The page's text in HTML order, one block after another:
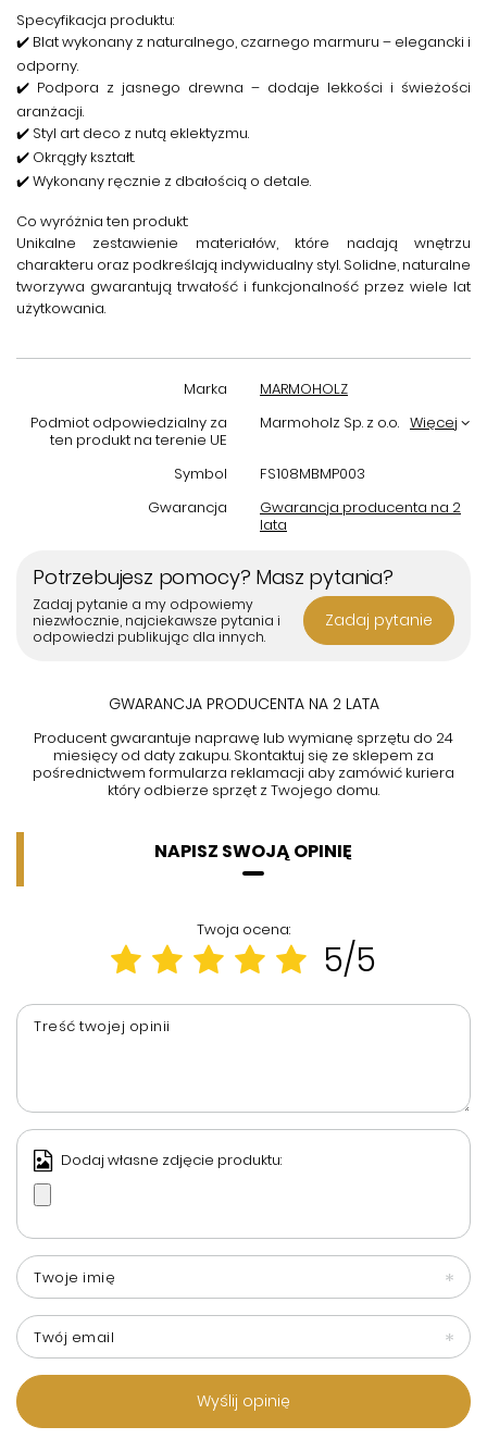
Specyfikacja produktu:
✔️ Blat wykonany z naturalnego, czarnego marmuru – elegancki i
odporny.
✔️ Podpora z jasnego drewna – dodaje lekkości i świeżości
aranżacji.
✔️ Styl art deco z nutą eklektyzmu.
✔️ Okrągły kształt.
✔️ Wykonany ręcznie z dbałością o detale.
Co wyróżnia ten produkt:
Unikalne zestawienie materiałów, które nadają wnętrzu
charakteru oraz podkreślają indywidualny styl. Solidne, naturalne
tworzywa gwarantują trwałość i funkcjonalność przez wiele lat
użytkowania.
Marka
MARMOHOLZ
Podmiot odpowiedzialny za
ten produkt na terenie UE
Marmoholz Sp. z o.o. Więcej
Symbol
FS108MBMP003
Gwarancja
Gwarancja producenta na 2
lata
Potrzebujesz pomocy? Masz pytania?
Zadaj pytanie a my odpowiemy
niezwłocznie, najciekawsze pytania i
odpowiedzi publikując dla innych.
Zadaj pytanie
GWARANCJA PRODUCENTA NA 2 LATA
Producent gwarantuje naprawę lub wymianę sprzętu do 24
miesięcy od daty zakupu. Skontaktuj się ze sklepem za
pośrednictwem formularza reklamacji aby zamówić kuriera
który odbierze sprzęt z Twojego domu.
NAPISZ SWOJĄ OPINIĘ
Twoja ocena:
5/5
Treść twojej opinii
Dodaj własne zdjęcie produktu:
Twoje imię
Twój email
Wyślij opinię